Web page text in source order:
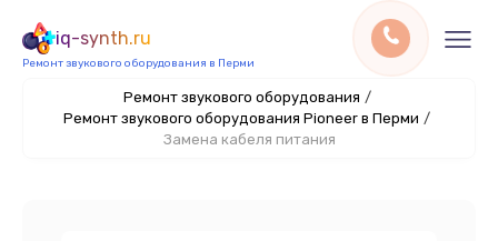
iq-synth.ru
Ремонт звукового оборудования в Перми
Ремонт звукового оборудования /
Ремонт звукового оборудования Pioneer в Перми /
Замена кабеля питания